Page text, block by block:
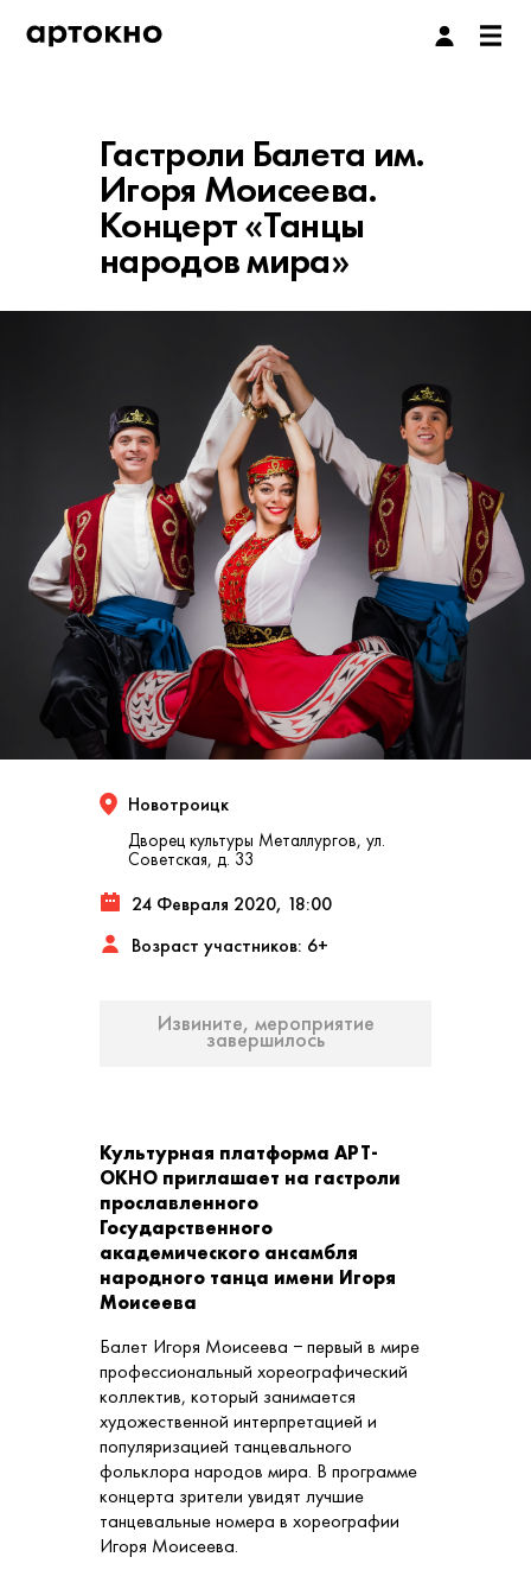
Гастроли Балета им.
Игоря Моисеева.
Концерт «Танцы
народов мира»
Новотроицк
Дворец культуры Металлургов, ул.
Советская, д. 33
24 Февраля 2020, 18:00
Возраст участников: 6+
Извините, мероприятие
завершилось
Культурная платформа АРТ-
ОКНО приглашает на гастроли
прославленного
Государственного
академического ансамбля
народного танца имени Игоря
Моисеева
Балет Игоря Моисеева − первый в мире
профессиональный хореографический
коллектив, который занимается
художественной интерпретацией и
популяризацией танцевального
фольклора народов мира. В программе
концерта зрители увидят лучшие
танцевальные номера в хореографии
Игоря Моисеева.